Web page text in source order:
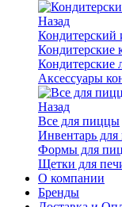
Назад
Кондитерский
Кондитерские
Кондитерские
Аксессуары
Назад
Все для пиццы
Инвентарь
Формы для
Щетки для
О компании
Бренды